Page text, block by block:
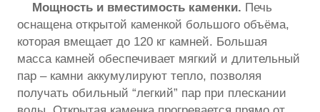
Мощность и вместимость каменки. Печь
оснащена открытой каменкой большого объёма,
которая вмещает до 120 кг камней. Большая
масса камней обеспечивает мягкий и длительный
пар – камни аккумулируют тепло, позволяя
получать обильный “легкий” пар при плескании